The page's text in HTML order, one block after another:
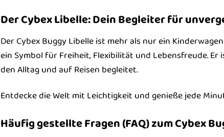
Der Cybex Libelle: Dein Begleiter für
Der Cybex Buggy Libelle ist mehr als nur ein
ein Symbol für Freiheit, Flexibilität und Lebensfreude.
den Alltag und auf Reisen begleitet.
Entdecke die Welt mit Leichtigkeit und genieße jede
Häufig gestellte Fragen (FAQ) zum Cybex